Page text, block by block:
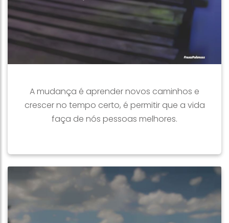
A mudança é aprender novos caminhos e
crescer no tempo certo, é permitir que a vida
faça de nós pessoas melhores.